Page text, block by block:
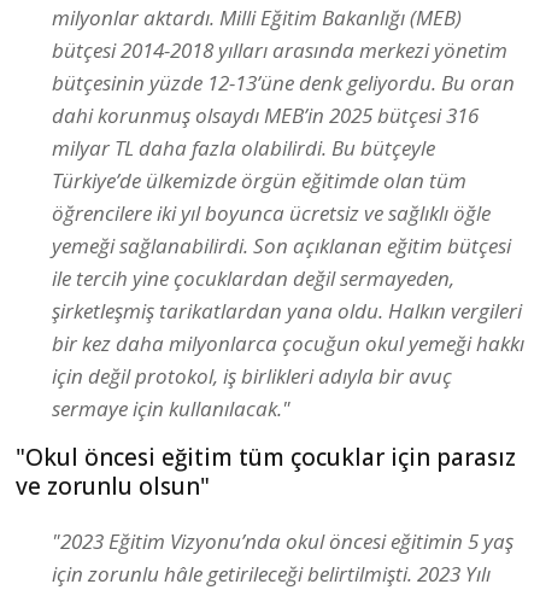
milyonlar aktardı. Milli Eğitim Bakanlığı (MEB)
bütçesi 2014-2018 yılları arasında merkezi yönetim
bütçesinin yüzde 12-13’üne denk geliyordu. Bu oran
dahi korunmuş olsaydı MEB’in 2025 bütçesi 316
milyar TL daha fazla olabilirdi. Bu bütçeyle
Türkiye’de ülkemizde örgün eğitimde olan tüm
öğrencilere iki yıl boyunca ücretsiz ve sağlıklı öğle
yemeği sağlanabilirdi. Son açıklanan eğitim bütçesi
ile tercih yine çocuklardan değil sermayeden,
şirketleşmiş tarikatlardan yana oldu. Halkın vergileri
bir kez daha milyonlarca çocuğun okul yemeği hakkı
için değil protokol, iş birlikleri adıyla bir avuç
sermaye için kullanılacak."
"Okul öncesi eğitim tüm çocuklar için parasız
ve zorunlu olsun"
"2023 Eğitim Vizyonu’nda okul öncesi eğitimin 5 yaş
için zorunlu hâle getirileceği belirtilmişti. 2023 Yılı